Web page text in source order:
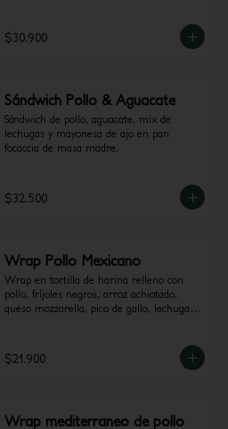
$30.900
Sándwich Pollo & Aguacate
Sándwich de pollo, aguacate, mix de
lechugas y mayonesa de ajo en pan
focaccia de masa madre.
$32.500
Wrap Pollo Mexicano
Wrap en tortilla de harina relleno con
pollo, fríjoles negros, arroz achiotado,
queso mozzarella, pico de gallo, lechuga,
$21.900
Wrap mediterraneo de pollo